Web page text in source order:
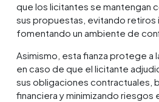
que los licitantes se mantengan
sus propuestas, evitando retiros
fomentando un ambiente de
Asimismo, esta fianza protege a
en caso de que el licitante
sus obligaciones contractuales,
financiera y minimizando riesgos